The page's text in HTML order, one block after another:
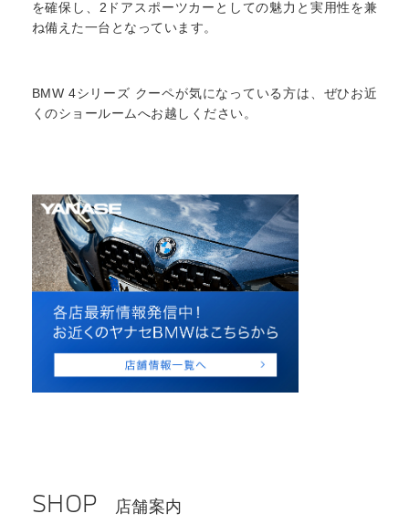
を確保し、2ドアスポーツカーとしての魅力と実用性を兼
ね備えた一台となっています。
BMW 4シリーズ クーペが気になっている方は、ぜひお近
くのショールームへお越しください。
SHOP 店舗案内